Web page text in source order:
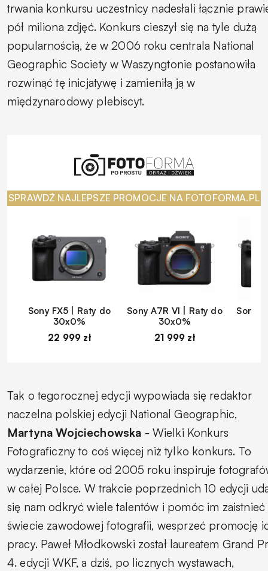
trwania konkursu uczestnicy nadesłali łącznie
pół miliona zdjęć. Konkurs cieszył się na tyle dużą
popularnością, że w 2006 roku centrala National
Geographic Society w Waszyngtonie postanowiła
rozwinąć tę inicjatywę i zamieniłą ją w
międzynarodowy plebiscyt.
SPRAWDŹ NAJLEPSZE PROMOCJE NA FOTOFORMA.PL
Sony FX5 | Raty do
30x0%
22 999 zł
Sony A7R VI | Raty do
30x0%
21 999 zł
Sony
Tak o tegorocznej edycji wypowiada się redaktor
naczelna polskiej edycji National Geographic,
Martyna Wojciechowska - Wielki Konkurs
Fotograficzny to coś więcej niż tylko konkurs. To
wydarzenie, które od 2005 roku inspiruje
w całej Polsce. W trakcie poprzednich 10 edycji
się nam odkryć wiele talentów i pomóc im zaistnieć
świecie zawodowej fotografii, wesprzeć promocję
pracy. Paweł Młodkowski został laureatem Grand
4. edycji WKF, a dziś, po licznych wystawach,